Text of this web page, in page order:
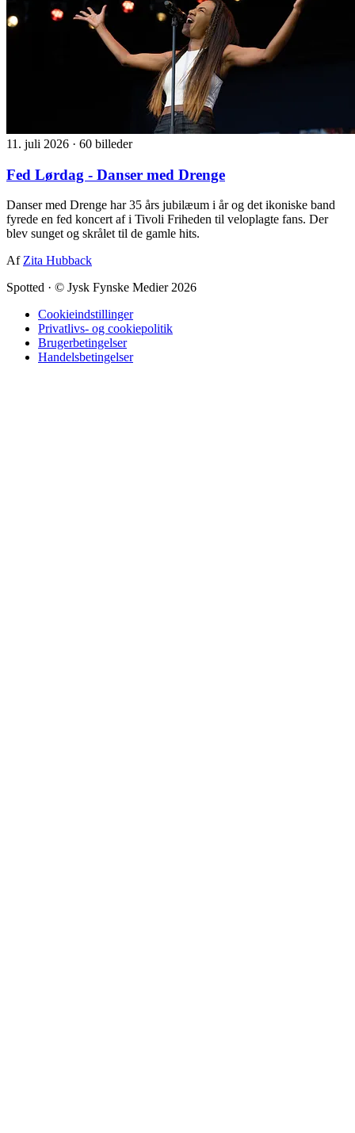
11. juli 2026 · 60 billeder
Fed Lørdag - Danser med Drenge
Danser med Drenge har 35 års jubilæum i år og det ikoniske band
fyrede en fed koncert af i Tivoli Friheden til veloplagte fans. Der
blev sunget og skrålet til de gamle hits.
Af Zita Hubback
Spotted · © Jysk Fynske Medier 2026
Cookieindstillinger
Privatlivs- og cookiepolitik
Brugerbetingelser
Handelsbetingelser